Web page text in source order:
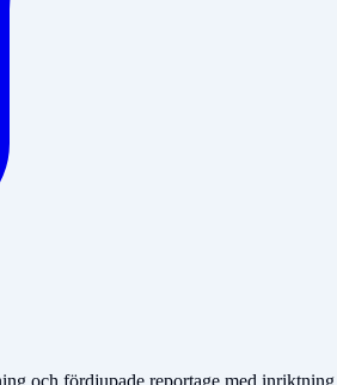
och fördjupade reportage med inriktning